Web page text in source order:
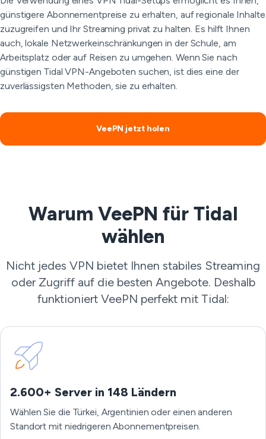
günstigere Abonnementpreise zu erhalten, auf regionale Inhalte
zuzugreifen und Ihr Streaming privat zu halten. Es hilft Ihnen
auch, lokale Netzwerkeinschränkungen in der Schule, am
Arbeitsplatz oder auf Reisen zu umgehen. Wenn Sie nach
günstigen Tidal VPN-Angeboten suchen, ist dies eine der
zuverlässigsten Methoden, sie zu erhalten.
VeePN jetzt holen
Warum VeePN für Tidal
wählen
Nicht jedes VPN bietet Ihnen stabiles Streaming
oder Zugriff auf die besten Angebote. Deshalb
funktioniert VeePN perfekt mit Tidal:
2.600+ Server in 148 Ländern
Wählen Sie die Türkei, Argentinien oder einen anderen
Standort mit niedrigeren Abonnementpreisen.